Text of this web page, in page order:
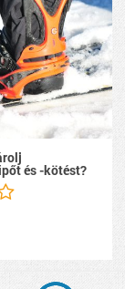
és -kötést?